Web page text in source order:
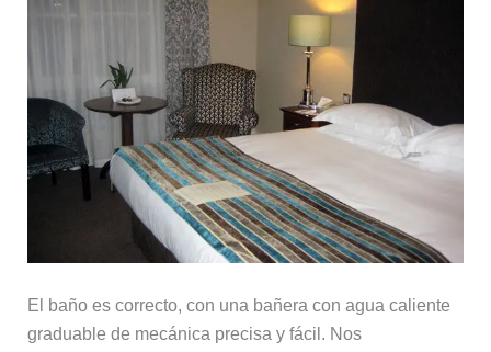
El baño es correcto, con una bañera con agua caliente
graduable de mecánica precisa y fácil. Nos